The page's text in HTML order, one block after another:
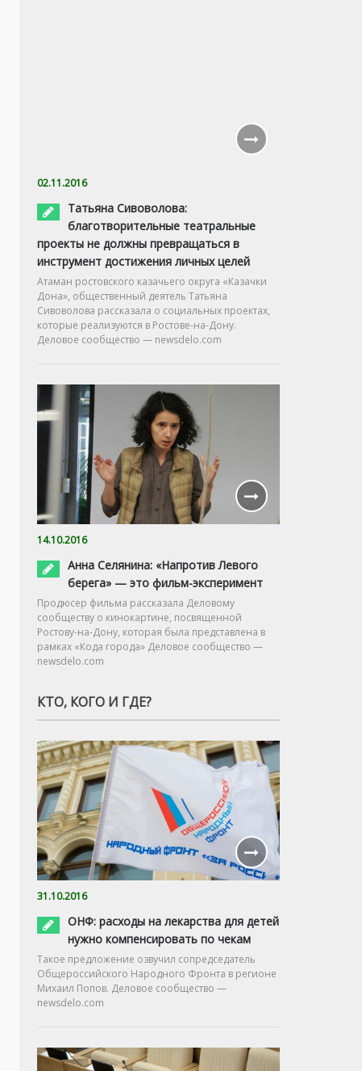
02.11.2016
Татьяна Сивоволова:
благотворительные театральные
проекты не должны превращаться в
инструмент достижения личных целей
Атаман ростовского казачьего округа «Казачки
Дона», общественный деятель Татьяна
Сивоволова рассказала о социальных проектах,
которые реализуются в Ростове-на-Дону.
Деловое сообщество — newsdelo.com
14.10.2016
Анна Селянина: «Напротив Левого
берега» — это фильм-эксперимент
Продюсер фильма рассказала Деловому
сообществу о кинокартине, посвященной
Ростову-на-Дону, которая была представлена в
рамках «Кода города» Деловое сообщество —
newsdelo.com
КТО, КОГО И ГДЕ?
31.10.2016
ОНФ: расходы на лекарства для детей
нужно компенсировать по чекам
Такое предложение озвучил сопредседатель
Общероссийского Народного Фронта в регионе
Михаил Попов. Деловое сообщество —
newsdelo.com